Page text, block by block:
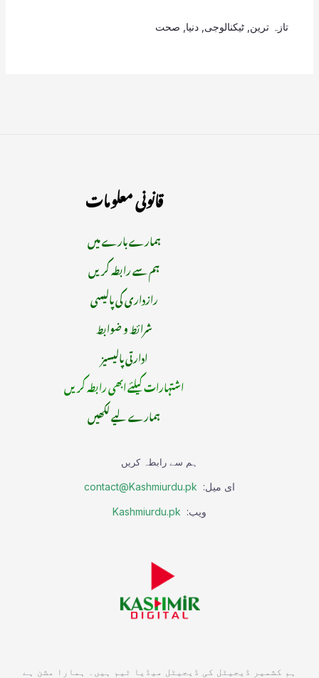
تازہ ترین ٹیکنالوجی دنیا صحت
قانونی معلومات
ہمارے بارے میں
ہم سے رابطہ کریں
رازداری کی پالیسی
شرائط و ضوابط
ادارتی پالیسیز
اشتہارات کیلئے ابھی رابطہ کریں
ہمارے لیے لکھیں
ہم سے رابطہ کریں
ای میل: contact@Kashmiurdu.pk
ویب: Kashmiurdu.pk
ہم کشمیر ڈیجیٹل کی ڈیجیٹل میڈیا ٹیم ہیں۔ ہمارا مشن ہے